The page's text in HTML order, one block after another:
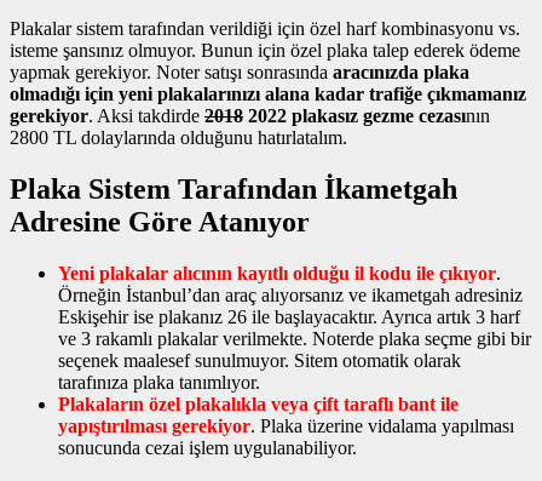
Plakalar sistem tarafından verildiği için özel harf kombinasyonu vs.
isteme şansınız olmuyor. Bunun için özel plaka talep ederek ödeme
yapmak gerekiyor. Noter satışı sonrasında aracınızda plaka
olmadığı için yeni plakalarınızı alana kadar trafiğe çıkmamanız
gerekiyor. Aksi takdirde 2018 2022 plakasız gezme cezasının
2800 TL dolaylarında olduğunu hatırlatalım.
Plaka Sistem Tarafından İkametgah
Adresine Göre Atanıyor
Yeni plakalar alıcının kayıtlı olduğu il kodu ile çıkıyor.
Örneğin İstanbul’dan araç alıyorsanız ve ikametgah adresiniz
Eskişehir ise plakanız 26 ile başlayacaktır. Ayrıca artık 3 harf
ve 3 rakamlı plakalar verilmekte. Noterde plaka seçme gibi bir
seçenek maalesef sunulmuyor. Sitem otomatik olarak
tarafınıza plaka tanımlıyor.
Plakaların özel plakalıkla veya çift taraflı bant ile
yapıştırılması gerekiyor. Plaka üzerine vidalama yapılması
sonucunda cezai işlem uygulanabiliyor.